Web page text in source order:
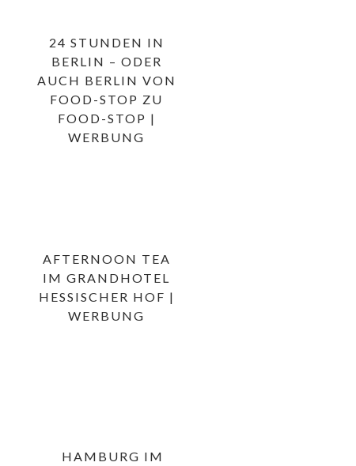
24 STUNDEN IN
BERLIN – ODER
AUCH BERLIN VON
FOOD-STOP ZU
FOOD-STOP |
WERBUNG
AFTERNOON TEA
IM GRANDHOTEL
HESSISCHER HOF |
WERBUNG
HAMBURG IM